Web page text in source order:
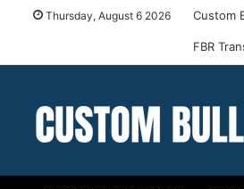
Thursday, August 6 2026 Custom
FBR